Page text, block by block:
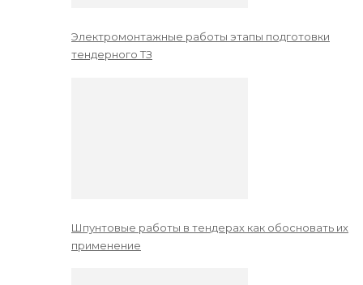
Электромонтажные работы этапы подготовки
тендерного ТЗ
Шпунтовые работы в тендерах как обосновать их
применение